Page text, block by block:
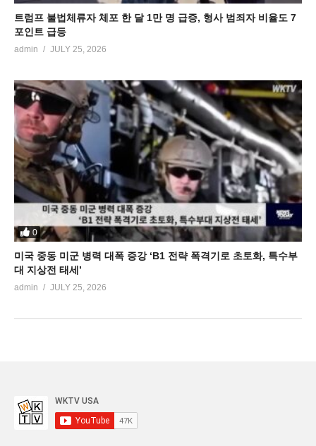
트럼프 불법체류자 체포 한 달 1만 명 급증, 형사 범죄자 비율도 7
포인트 급등
admin JULY 25, 2026
0
미국 중동 미군 병력 대폭 증강 ‘B1 전략 폭격기로 초토화, 특수부
대 지상전 태세’
admin JULY 25, 2026